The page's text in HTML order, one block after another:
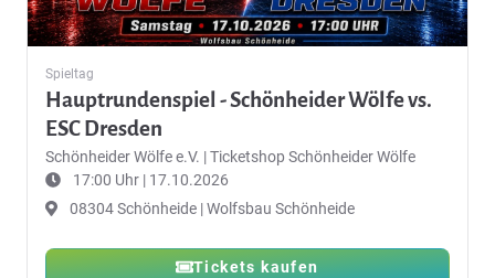
Spieltag
Hauptrundenspiel - Schönheider Wölfe vs.
ESC Dresden
Schönheider Wölfe e.V. |Ticketshop Schönheider Wölfe
17:00 Uhr | 17.10.2026
08304 Schönheide | Wolfsbau Schönheide
Tickets kaufen